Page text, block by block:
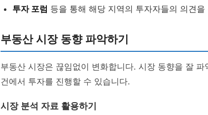
투자 포럼 등을 통해 해당 지역의 투자자들의 의견을
부동산 시장 동향 파악하기
부동산 시장은 끊임없이 변화합니다. 시장 동향을 잘
건에서 투자를 진행할 수 있습니다.
시장 분석 자료 활용하기